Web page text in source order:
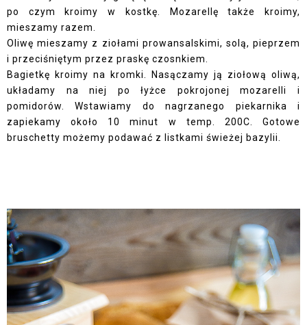
po czym kroimy w kostkę. Mozarellę także kroimy,
mieszamy razem.
Oliwę mieszamy z ziołami prowansalskimi, solą, pieprzem
i przeciśniętym przez praskę czosnkiem.
Bagietkę kroimy na kromki. Nasączamy ją ziołową oliwą,
układamy na niej po łyżce pokrojonej mozarelli i
pomidorów. Wstawiamy do nagrzanego piekarnika i
zapiekamy około 10 minut w temp. 200C. Gotowe
bruschetty możemy podawać z listkami świeżej bazylii.